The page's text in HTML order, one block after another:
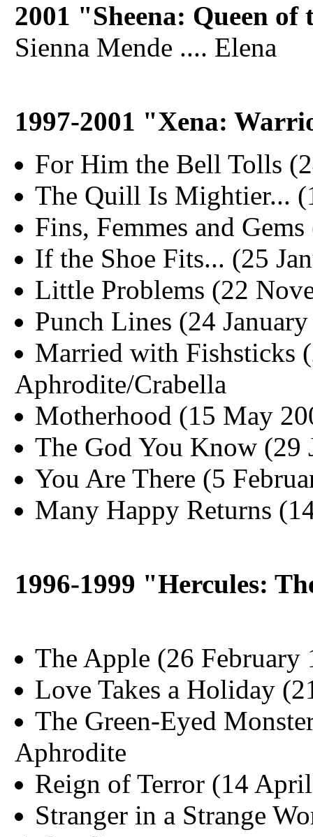
2001 "Sheena: Queen of
Sienna Mende .... Elena
1997-2001 "Xena:
For Him the Bell Tolls
The Quill Is Mightier...
Fins, Femmes and
If the Shoe Fits... (25
Little Problems (22
Punch Lines (24
Married with Fishsticks
Aphrodite/Crabella
Motherhood (15 May
The God You Know (29
You Are There (5
Many Happy Returns
1996-1999 "Hercules:
The Apple (26
Love Takes a Holiday
The Green-Eyed
Aphrodite
Reign of Terror (14
Stranger in a Strange